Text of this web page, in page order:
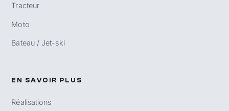
Tracteur
Moto
Bateau / Jet-ski
EN SAVOIR PLUS
Réalisations